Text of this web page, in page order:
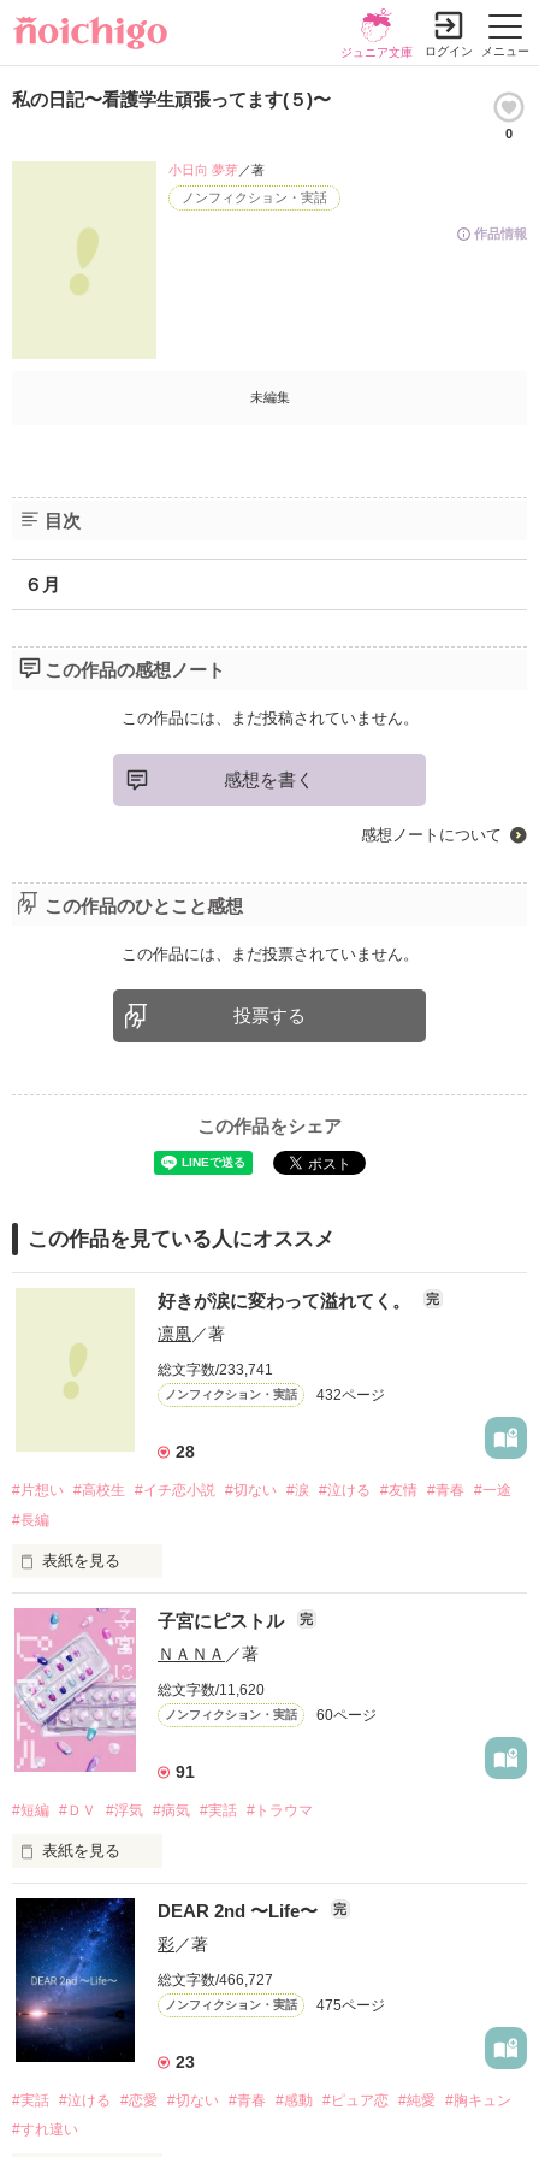
メニュー
ジュニア文庫 ログイン
私の日記〜看護学生頑張ってます(５)〜
0
作品情報
ノンフィクション・実話
小日向 夢芽／著
未編集
目次
６月
この作品の感想ノート
この作品には、まだ投稿されていません。
感想を書く
感想ノートについて
この作品のひとこと感想
この作品には、まだ投票されていません。
投票する
この作品をシェア
この作品を見ている人にオススメ
好きが涙に変わって溢れてく。 完
凛凰／著
総文字数/233,741
ノンフィクション・実話 432ページ
28
#片想い #高校生 #イチ恋小説 #切ない #涙 #泣ける #友情 #青春
#一途
#長編
表紙を見る
この想いが
アナタに届かないって
わかっていても
どうしようもなく
アナタのことが好きなんだ――……
☆.｡.:*･ﾟ☆.｡.:*･ﾟ☆
片桐 桜綾
(ｶﾀｷﾞﾘ ｻﾔ)
一途に魁のことが好き
素直になれず、未だに片想い中
×
溝端 魁
子宮にピストル 完
ＮＡＮＡ ／著
総文字数/11,620
ノンフィクション・実話 60ページ
91
#短編 #ＤＶ #浮気 #病気 #実話 #トラウマ
表紙を見る
ハロー、ハロー、
貴女の子宮は元気ですか？
貴女の心は元気ですか？
ハロー、ハロー、応答願います
・
・
DEAR 2nd 〜Life〜 完
彩／著
総文字数/466,727
ノンフィクション・実話 475ページ
23
#実話 #泣ける #恋愛 #切ない #青春 #感動 #ピュア恋 #純愛
#胸キュン
#すれ違い